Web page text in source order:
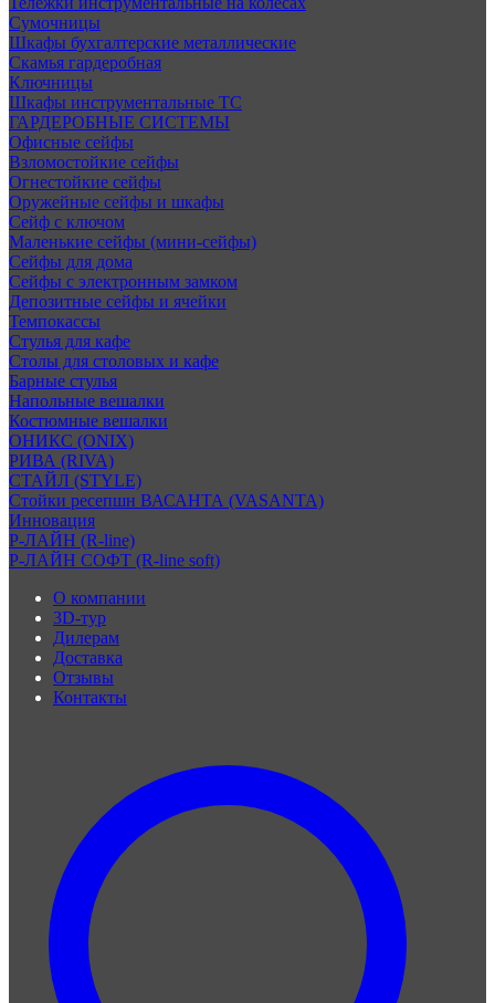
Сумочницы
Шкафы бухгалтерские металлические
Скамья гардеробная
Ключницы
Шкафы инструментальные ТС
ГАРДЕРОБНЫЕ СИСТЕМЫ
Офисные сейфы
Взломостойкие сейфы
Огнестойкие сейфы
Оружейные сейфы и шкафы
Сейф с ключом
Маленькие сейфы (мини-сейфы)
Сейфы для дома
Сейфы с электронным замком
Депозитные сейфы и ячейки
Темпокассы
Стулья для кафе
Столы для столовых и кафе
Барные стулья
Напольные вешалки
Костюмные вешалки
ОНИКС (ONIX)
РИВА (RIVA)
СТАЙЛ (STYLE)
Стойки ресепшн ВАСАНТА (VASANTA)
Инновация
Р-ЛАЙН (R-line)
Р-ЛАЙН СОФТ (R-line soft)
О компании
3D-тур
Дилерам
Доставка
Отзывы
Контакты